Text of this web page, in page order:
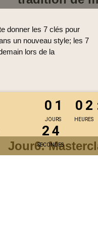
donner les 7 clés pour
un nouveau style; les 7
lors de la
Jour6:
0
0
1
1
JOURS
0
0
2
2
HEURES
2
2
2
2
SECONDES